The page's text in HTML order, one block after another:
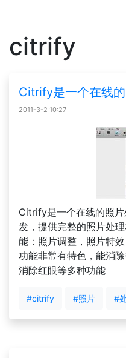
citrify
Citrify是一个在线
2011-3-2 10:27
Citrify是一个在线的照
发，提供完整的照片处
能：照片调整，照片特
功能非常有特色，能消
消除红眼等多种功能
#citrify #照片 #